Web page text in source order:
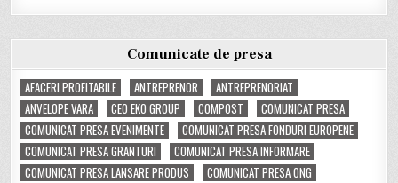
Comunicate de presa
AFACERI PROFITABILE
ANTREPRENOR
ANTREPRENORIAT
ANVELOPE VARA
CEO EKO GROUP COMPOST
COMUNICAT PRESA
COMUNICAT PRESA EVENIMENTE
COMUNICAT PRESA FONDURI EUROPENE
COMUNICAT PRESA GRANTURI
COMUNICAT PRESA INFORMARE
COMUNICAT PRESA LANSARE PRODUS
COMUNICAT PRESA ONG